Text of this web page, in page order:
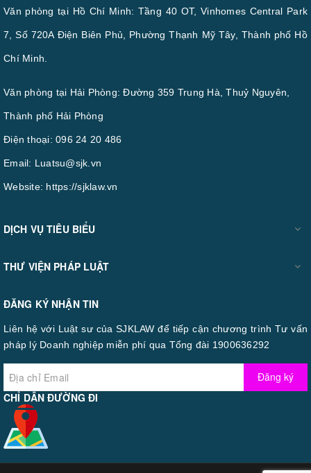
Văn phòng tại Hồ Chí Minh: Tầng 40 OT, Vinhomes Central Park
7, Số 720A Điện Biên Phủ, Phường Thạnh Mỹ Tây, Thành phố Hồ
Chí Minh.
Văn phòng tại Hải Phòng: Đường 359 Trung Hà, Thuỷ Nguyên,
Thành phố Hải Phòng
Điện thoại: 096 24 20 486
Email: Luatsu@sjk.vn
Website: https://sjklaw.vn
DỊCH VỤ TIÊU BIỂU
THƯ VIỆN PHÁP LUẬT
ĐĂNG KÝ NHẬN TIN
Liên hệ với Luật sư của SJKLAW để tiếp cận chương trình Tư vấn
pháp lý Doanh nghiệp miễn phí qua Tổng đài 1900636292
Đăng ký
CHỈ DẪN ĐƯỜNG ĐI